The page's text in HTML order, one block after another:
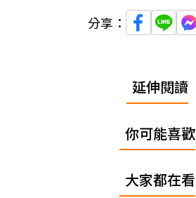
分享：
延伸閱讀
你可能喜歡
大家都在看